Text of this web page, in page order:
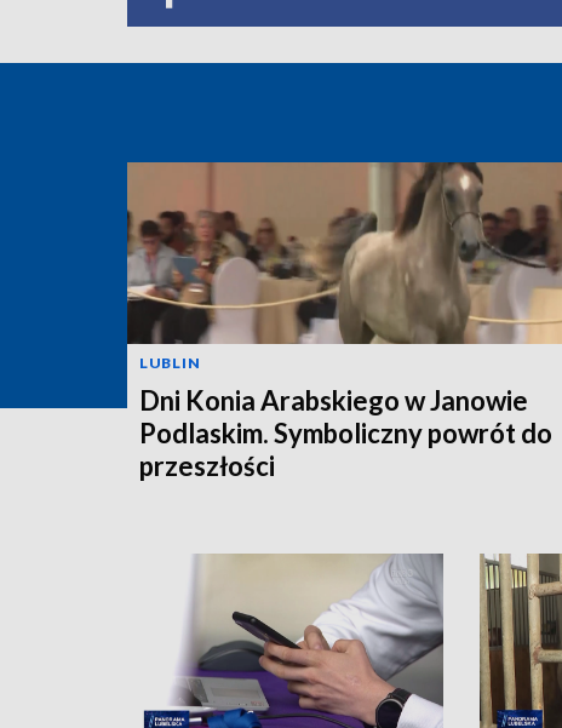
LUBLIN
Dni Konia Arabskiego w Janowie
Podlaskim. Symboliczny powrót do
przeszłości